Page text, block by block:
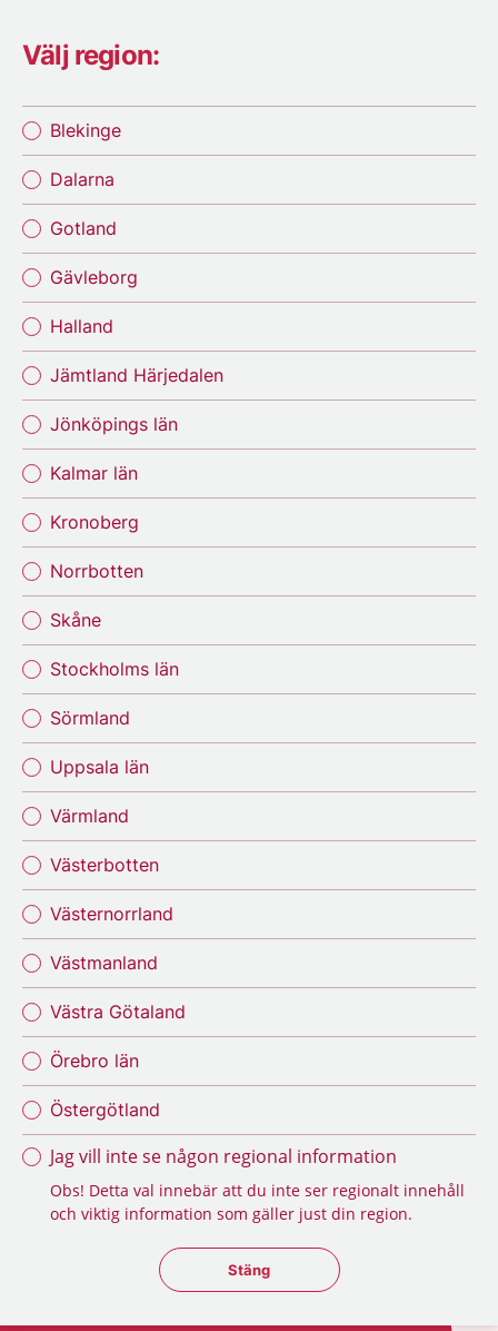
Välj region:
Blekinge
Dalarna
Gotland
Gävleborg
Halland
Jämtland Härjedalen
Jönköpings län
Kalmar län
Kronoberg
Norrbotten
Skåne
Stockholms län
Sörmland
Uppsala län
Värmland
Västerbotten
Västernorrland
Västmanland
Västra Götaland
Örebro län
Östergötland
Jag vill inte se någon regional information
Obs! Detta val innebär att du inte ser regionalt innehåll
och viktig information som gäller just din region.
Stäng regionsväljaren
Stäng